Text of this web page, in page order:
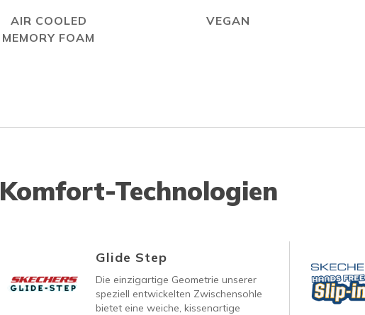
AIR COOLED
MEMORY FOAM
VEGAN
Komfort-Technologien
Glide Step
Die einzigartige Geometrie unserer
speziell entwickelten Zwischensohle
bietet eine weiche, kissenartige